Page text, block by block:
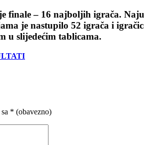
finale – 16 najboljih igrača.
je nastupilo 52 igrača i
u slijedećim tablicama.
* (obavezno)